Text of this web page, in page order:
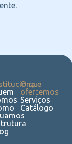
O que
ofercemos
Serviços
Catálogo